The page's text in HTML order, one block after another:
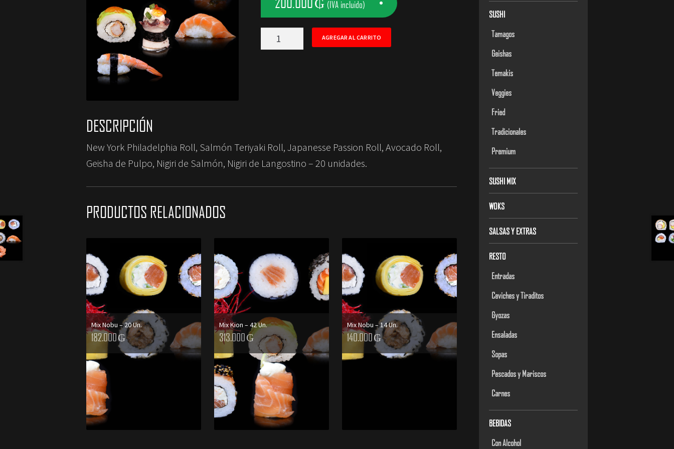
(IVA incluido)
Kaiseki
AGREGAR AL CARRITO
DESCRIPCIÓN
New York Philadelphia Roll, Salmón Teriyaki Roll, Japanesse Passion Roll, Avocado Roll,
Geisha de Pulpo, Nigiri de Salmón, Nigiri de Langostino – 20 unidades.
PRODUCTOS RELACIONADOS
Mix Nobu – 20 Un.
182.000₲
Mix Kion – 42 Un.
313.000₲
AGREGAR AL CARRITO
Mix Nobu – 14 Un.
140.000₲
SUSHI
Tamagos
Geishas
Temakis
Veggies
Fried
Tradicionales
Premium
SUSHI MIX
WOKS
SALSAS Y EXTRAS
RESTO
Entradas
Ceviches y Tiraditos
Gyozas
Ensaladas
Sopas
Pescados y Mariscos
Carnes
BEBIDAS
Con Alcohol